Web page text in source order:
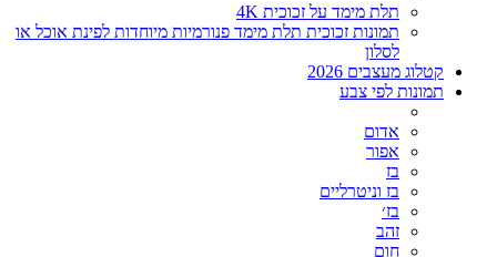
תלת מימד על זכוכית 4K
תמונות זכוכית תלת מימד פנורמיות מיוחדות לפינת אוכל או
לסלון
קטלוג מעצבים 2026
תמונות לפי צבע
אדום
אפור
בז
בז וניטרליים
בז׳
זהב
חום